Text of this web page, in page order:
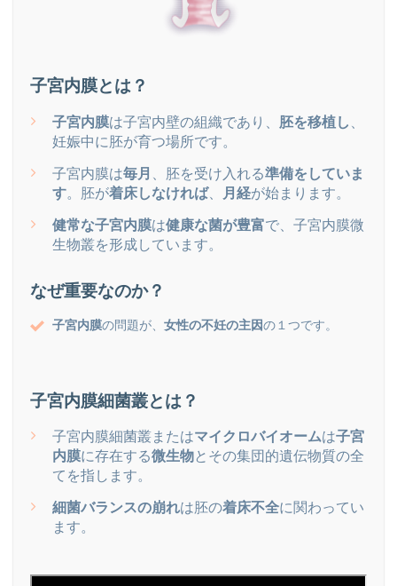
子宮内膜とは？
子宮内膜は子宮内壁の組織であり、 胚を移植し、
妊娠中に胚が育つ場所です。
子宮内膜は毎月 、胚を受け入れる準備をしていま
す。胚が着床しなければ、 月経が始まります。
健常な子宮内膜は健康な菌が豊富で、子宮内膜微
生物叢を形成しています。
なぜ重要なのか？
子宮内膜の問題が、女性の不妊の主因の１つです。
子宮内膜細菌叢とは？
子宮内膜細菌叢またはマイクロバイオームは子宮
内膜に存在する微生物とその集団的遺伝物質の全
てを指します。
細菌バランスの崩れは胚の着床不全に関わってい
ます。